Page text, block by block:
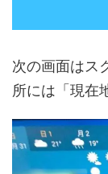
次の画面はス
所には「現在